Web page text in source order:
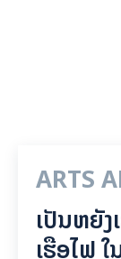
ARTS
ເປັນ​ຫຍັງ​
ເຮືອ​ໄຟ